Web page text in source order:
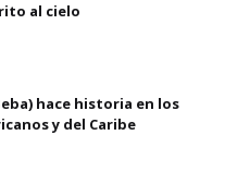
al cielo
hace historia en los
y del Caribe